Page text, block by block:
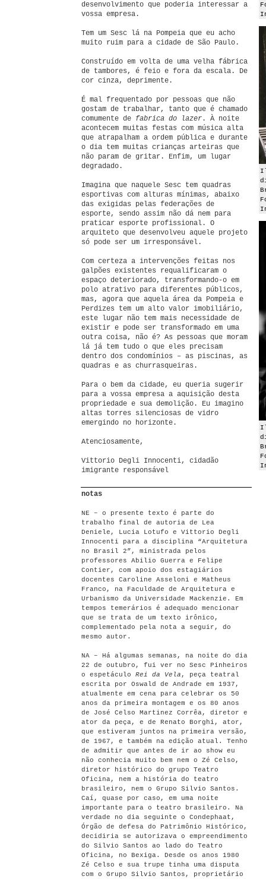
desenvolvimento que poderia interessar a
vossa empresa.
Tem um Sesc lá na Pompeia que eu acho
muito ruim para a cidade de São Paulo.
Construído em volta de uma velha fábrica
de tambores, é feio e fora da escala. De
cor cinza, deprimente.
É mal frequentado por pessoas que não
gostam de trabalhar, tanto que é chamado
comumente de fabrica do lazer . À noite
acontecem muitas festas com música alta
que atrapalham a ordem pública e durante
o dia tem muitas crianças arteiras que
não param de gritar. Enfim, um lugar
degradado.
Imagina que naquele Sesc tem quadras
esportivas com alturas mínimas, abaixo
das exigidas pelas federações de
esporte, sendo assim não dá nem para
praticar esporte profissional. O
arquiteto que desenvolveu aquele projeto
só pode ser um irresponsável.
Com certeza a intervenções feitas nos
galpões existentes requalificaram o
espaço deteriorado, transformando-o em
polo atrativo para diferentes públicos,
mas, agora que aquela área da Pompeia e
Perdizes tem um alto valor imobiliário,
este lugar não tem mais necessidade de
existir e pode ser transformado em uma
outra coisa, não é? As pessoas que moram
lá já tem tudo o que eles precisam
dentro dos condomínios – as piscinas, as
quadras e as churrasqueiras.
Para o bem da cidade, eu queria sugerir
para a vossa empresa a aquisição desta
propriedade e sua demolição. Eu imagino
altas torres silenciosas de vidro
emergindo no horizonte.
Atenciosamente,
Vittorio Degli Innocenti, cidadão
imigrante responsável
notas
NE – o presente texto é parte do
trabalho final de autoria de Lea
Deniele, Lucia Lotufo e Vittorio Degli
Innocenti para a disciplina “Arquitetura
no Brasil 2”, ministrada pelos
professores Abilio Guerra e Felipe
Contier, com apoio dos estagiários
docentes Caroline Asseloni e Matheus
Franco, na Faculdade de Arquitetura e
Urbanismo da Universidade Mackenzie. Em
tempos temerários é adequado mencionar
que se trata de um texto irônico,
complementado pela nota a seguir, do
mesmo autor.
NA – Há algumas semanas, na noite do dia
22 de outubro, fui ver no Sesc Pinheiros
o espetáculo Rei da Vela , peça teatral
escrita por Oswald de Andrade em 1937,
atualmente em cena para celebrar os 50
anos da primeira montagem e os 80 anos
de José Celso Martinez Corrêa, diretor e
ator da peça, e de Renato Borghi, ator,
que estiveram juntos na primeira versão,
de 1967, e também na edição atual. Tenho
de admitir que antes de ir ao show eu
não conhecia muito bem nem o Zé Celso,
diretor histórico do grupo Teatro
Oficina, nem a história do teatro
brasileiro, nem o Grupo Silvio Santos.
Caí, quase por caso, em uma noite
importante para o teatro brasileiro. Na
verdade no dia seguinte o Condephaat,
Órgão de defesa do Patrimônio Histórico,
decidiria se autorizava o empreendimento
do Silvio Santos ao lado do Teatro
Oficina, no Bexiga. Desde os anos 1980
Zé Celso e sua trupe tinha uma disputa
com o Grupo Silvio Santos, proprietário